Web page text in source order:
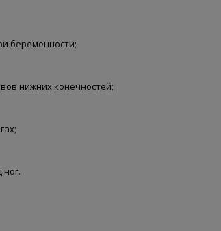
беременности;
нижних конечностей;